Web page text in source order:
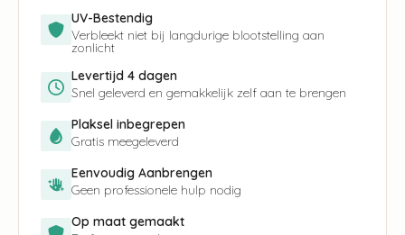
UV-Bestendig
Verbleekt niet bij langdurige blootstelling aan
zonlicht
Levertijd 4 dagen
Snel geleverd en gemakkelijk zelf aan te brengen
Plaksel inbegrepen
Gratis meegeleverd
Eenvoudig Aanbrengen
Geen professionele hulp nodig
Op maat gemaakt